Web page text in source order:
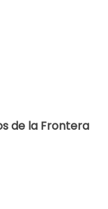
de la Frontera